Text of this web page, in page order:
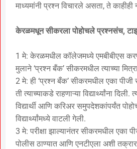
माध्यमांनी प्रश्न विचारले असता, ते
केरळमधून सीकरला पोहोचले प्रश्नसंच,
1 मे: केरळमधील कॉलेजमध्ये एमबीबीएस
मुलाने ‘प्रश्न बँक’ सीकरमधील त्याच्या
2 मे: ही ‘प्रश्न बँक’ सीकरमधील एका पीजी
ती त्याच्याकडे राहणाऱ्या विद्यार्थ्यांना दिली.
विद्यार्थी आणि करिअर समुपदेशकांपर्यंत
विद्यार्थ्यांमध्ये वाटली गेली.
3 मे: परीक्षा झाल्यानंतर सीकरमधील एका
पोलीस ठाण्यात आणि एनटीएला अशी